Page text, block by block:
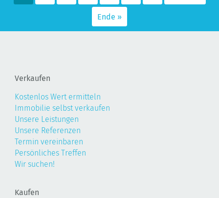
Ende »
Verkaufen
Kostenlos Wert ermitteln
Immobilie selbst verkaufen
Unsere Leistungen
Unsere Referenzen
Termin vereinbaren
Persönliches Treffen
Wir suchen!
Kaufen